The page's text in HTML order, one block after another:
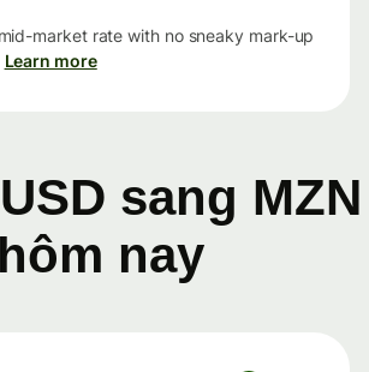
market rate with no sneaky mark-up
Learn more
sang MZN
hôm nay